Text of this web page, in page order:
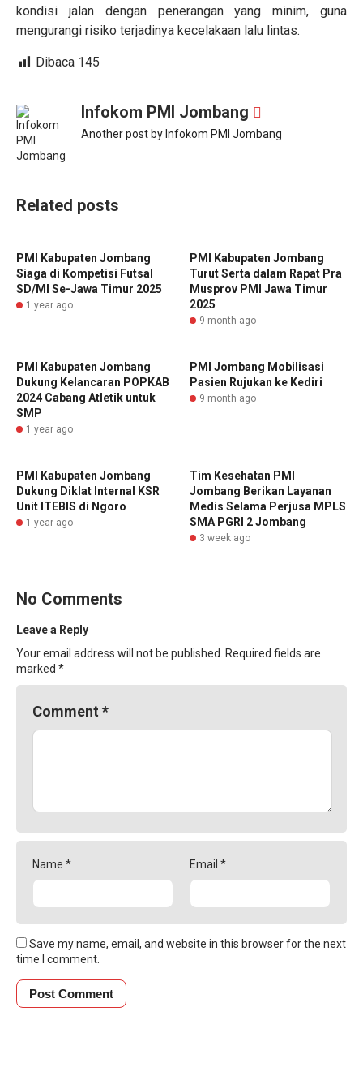
kondisi jalan dengan penerangan yang minim, guna
mengurangi risiko terjadinya kecelakaan lalu lintas.
Dibaca 145
Infokom PMI Jombang
Another post by Infokom PMI Jombang
Related posts
PMI Kabupaten Jombang
Siaga di Kompetisi Futsal
SD/MI Se-Jawa Timur 2025
1 year ago
PMI Kabupaten Jombang
Turut Serta dalam Rapat Pra
Musprov PMI Jawa Timur
2025
9 month ago
PMI Kabupaten Jombang
Dukung Kelancaran POPKAB
2024 Cabang Atletik untuk
SMP
1 year ago
PMI Jombang Mobilisasi
Pasien Rujukan ke Kediri
9 month ago
PMI Kabupaten Jombang
Dukung Diklat Internal KSR
Unit ITEBIS di Ngoro
1 year ago
Tim Kesehatan PMI
Jombang Berikan Layanan
Medis Selama Perjusa MPLS
SMA PGRI 2 Jombang
3 week ago
No Comments
Leave a Reply
Your email address will not be published.
Required fields are
marked *
Comment *
Name * Email *
Save my name, email, and website in this browser for the next
time I comment.